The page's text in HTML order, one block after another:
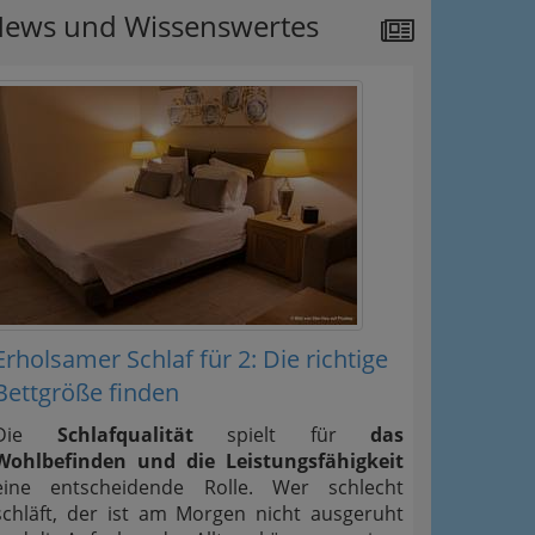
und Wissenswertes
Schlaf für 2: Die richtige
finden
Schlafqualitätspielt für das
und die Leistungsfähigkeit
entscheidende Rolle. Wer schlecht
der ist am Morgen nicht ausgeruht